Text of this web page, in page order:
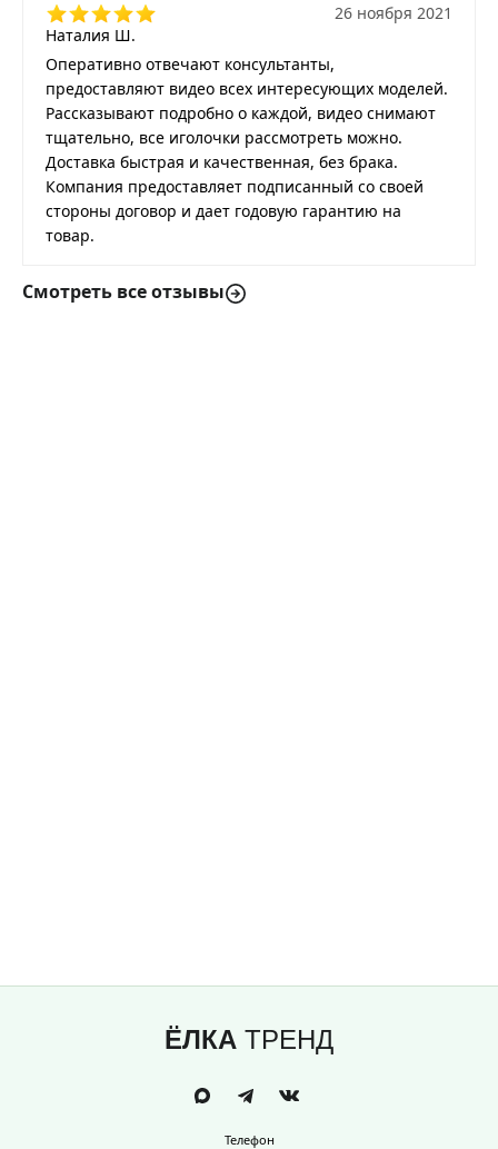
Наталия Ш.
26 ноября 2021
Оперативно отвечают консультанты,
предоставляют видео всех интересующих моделей.
Рассказывают подробно о каждой, видео снимают
тщательно, все иголочки рассмотреть можно.
Доставка быстрая и качественная, без брака.
Компания предоставляет подписанный со своей
стороны договор и дает годовую гарантию на
товар.
Смотреть все отзывы
ЁЛКА ТРЕНД
Телефон